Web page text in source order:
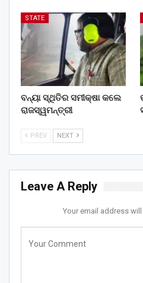
STATE
ବନ୍ୟା ସ୍ଥିତିର ସମୀକ୍ଷା କଲେ
ରାଜସ୍ୱମନ୍ତ୍ରୀ
PREV NEXT
Leave A Reply
Your email address